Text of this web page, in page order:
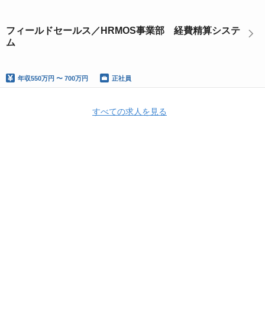
フィールドセールス／HRMOS事業部 経費精算システ
ム
年収550万円 〜 700万円 正社員
すべての求人を見る